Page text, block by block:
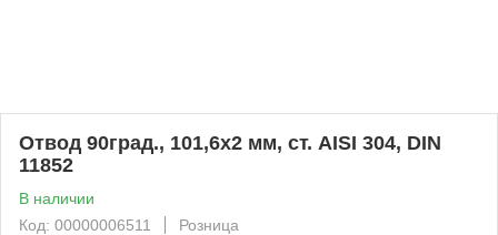
Отвод 90град., 101,6х2 мм, ст. AISI 304, DIN
11852
В наличии
Код: 00000006511
Розница